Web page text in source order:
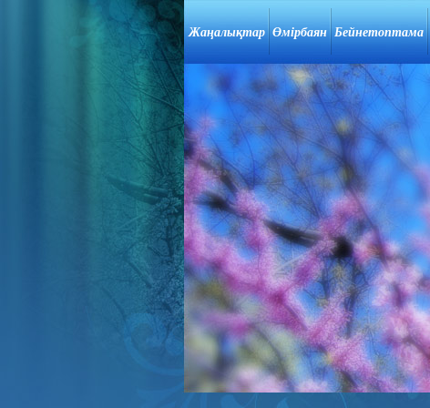
Жаңалықтар Өмірбаян Бейнетоптама